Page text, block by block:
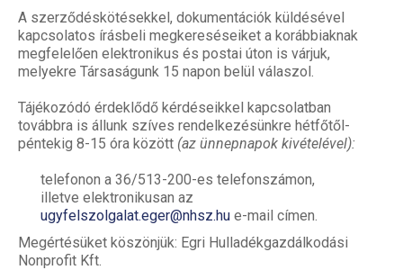
A szerződéskötésekkel, dokumentációk küldésével
kapcsolatos írásbeli megkereséseiket a korábbiaknak
megfelelően elektronikus és postai úton is várjuk,
melyekre Társaságunk 15 napon belül válaszol.
Tájékozódó érdeklődő kérdéseikkel kapcsolatban
továbbra is állunk szíves rendelkezésünkre hétfőtől-
péntekig 8-15 óra között (az ünnepnapok kivételével):
telefonon a 36/513-200-es telefonszámon,
illetve elektronikusan az
ugyfelszolgalat.eger@nhsz.hu e-mail címen.
Megértésüket köszönjük: Egri Hulladékgazdálkodási
Nonprofit Kft.